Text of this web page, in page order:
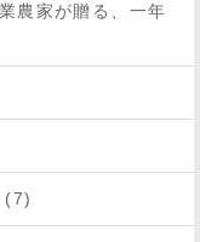
農家が贈る、一年
(7)